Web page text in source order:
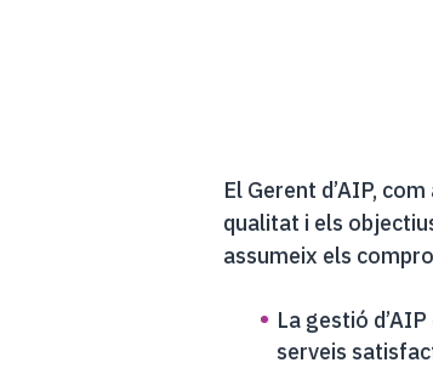
El Gerent d’AIP,
qualitat i els
assumeix els
La gestió
serveis